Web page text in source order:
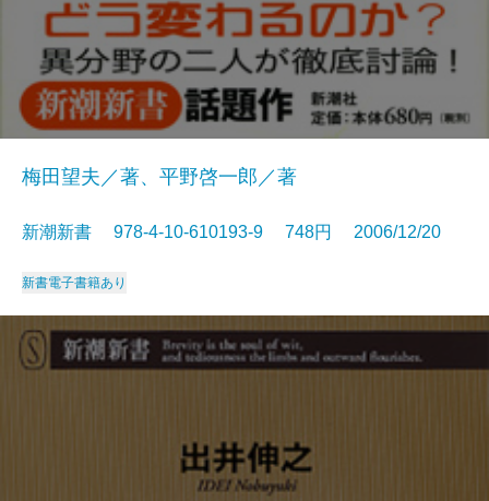
梅田望夫／著、平野啓一郎／著
新潮新書 978-4-10-610193-9 748円 2006/12/20
新書電子書籍あり